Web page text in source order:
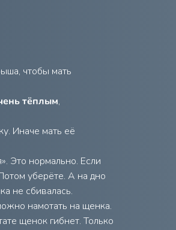
чтобы мать
тёплым,
Иначе мать её
Это нормально. Если
уберёте. А на дно
не сбивалась.
намотать на щенка.
щенок гибнет. Только